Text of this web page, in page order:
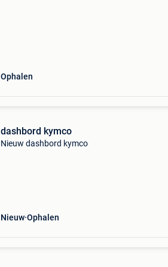
Ophalen
dashbord kymco
Nieuw dashbord kymco
Nieuw Ophalen